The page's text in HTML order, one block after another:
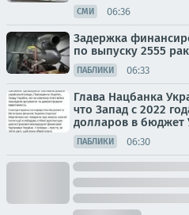
СМИ 06:36
Задержка
по выпуску 2555
ПАБЛИКИ 06:33
Глава Нацбанка
что Запад с 2022
долларов в бюджет
ПАБЛИКИ 06:30